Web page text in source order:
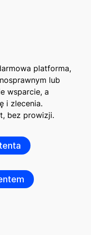
platforma,
lub
wsparcie, a
i zlecenia.
bez prowizji.